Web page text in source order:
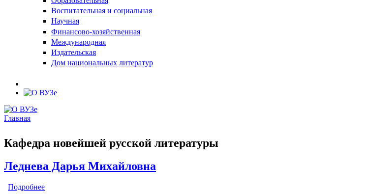
Воспитательная и социальная
Научная
Финансово-хозяйственная
Международная
Издательская
Дом национальных литератур
Главная
Кафедра новейшей русской литературы
Леднева Дарья Михайловна
Подробнее